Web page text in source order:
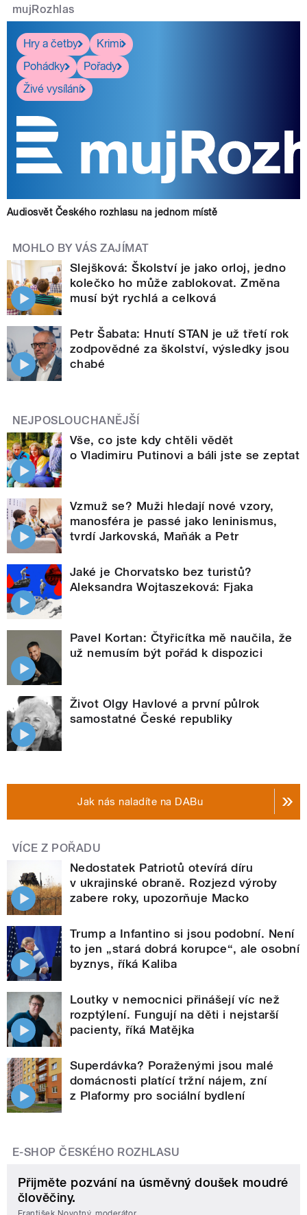
mujRozhlas
Hry a četby
Krimi
Pohádky
Pořady
Živé vysílání
Audiosvět Českého rozhlasu na jednom místě
MOHLO BY VÁS ZAJÍMAT
Slejšková: Školství je jako orloj, jedno
kolečko ho může zablokovat. Změna
musí být rychlá a celková
Petr Šabata: Hnutí STAN je už třetí rok
zodpovědné za školství, výsledky jsou
chabé
NEJPOSLOUCHANĚJŠÍ
Vše, co jste kdy chtěli vědět
o Vladimiru Putinovi a báli jste se zeptat
Vzmuž se? Muži hledají nové vzory,
manosféra je passé jako leninismus,
tvrdí Jarkovská, Maňák a Petr
Jaké je Chorvatsko bez turistů?
Aleksandra Wojtaszeková: Fjaka
Pavel Kortan: Čtyřicítka mě naučila, že
už nemusím být pořád k dispozici
Život Olgy Havlové a první půlrok
samostatné České republiky
Jak nás naladíte na DABu
VÍCE Z POŘADU
Nedostatek Patriotů otevírá díru
v ukrajinské obraně. Rozjezd výroby
zabere roky, upozorňuje Macko
Trump a Infantino si jsou podobní. Není
to jen „stará dobrá korupce“, ale osobní
byznys, říká Kaliba
Loutky v nemocnici přinášejí víc než
rozptýlení. Fungují na děti i nejstarší
pacienty, říká Matějka
Superdávka? Poraženými jsou malé
domácnosti platící tržní nájem, zní
z Plaformy pro sociální bydlení
E-SHOP ČESKÉHO ROZHLASU
Přijměte pozvání na úsměvný doušek moudré
člověčiny.